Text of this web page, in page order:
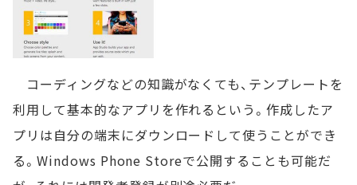
コーディングなどの知識がなくても、テンプレートを
利用して基本的なアプリを作れるという。作成したア
プリは自分の端末にダウンロードして使うことができ
る。Windows Phone Storeで公開することも可能だ